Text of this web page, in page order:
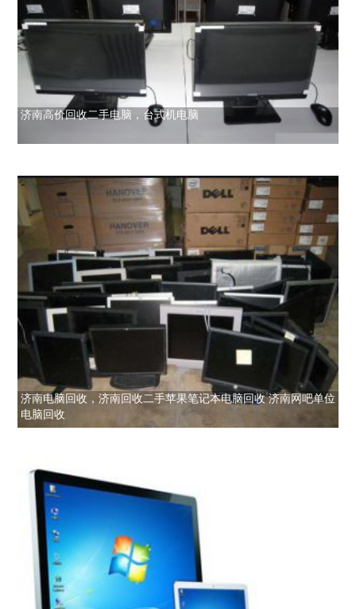
济南高价回收二手电脑，台式机电脑
济南电脑回收，济南回收二手苹果笔记本电脑回收 济南网吧单位
电脑回收